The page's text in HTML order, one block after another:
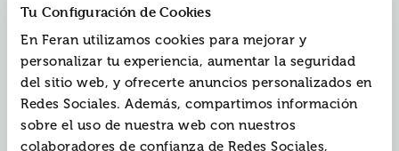
Tu Configuración de Cookies
En Feran utilizamos cookies para mejorar y
personalizar tu experiencia, aumentar la seguridad
del sitio web, y ofrecerte anuncios personalizados en
Redes Sociales. Además, compartimos información
sobre el uso de nuestra web con nuestros
colaboradores de confianza de Redes Sociales,
Filosofía 1·bachillerato.1er
curso·operación mundo